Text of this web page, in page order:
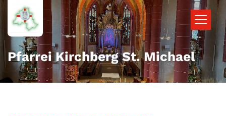
Zum Inhalt springen
Pfarrei Kirchberg St. Michael